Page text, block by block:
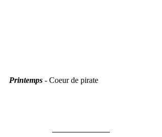
Printemps - Coeur de pirate